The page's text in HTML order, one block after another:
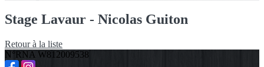
Stage Lavaur - Nicolas Guiton
Retour à la liste
N°RNA W812009538